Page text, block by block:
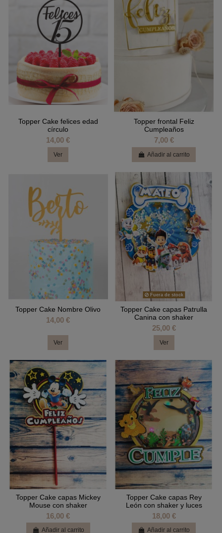
Topper Cake felices edad
círculo
14,00 €
Ver
Topper frontal Feliz
Cumpleaños
7,00 €
Añadir al carrito
Topper Cake Nombre Olivo
14,00 €
Ver
Fuera de stock
Topper Cake capas Patrulla
Canina con shaker
25,00 €
Ver
Topper Cake capas Mickey
Mouse con shaker
16,00 €
Añadir al carrito
Topper Cake capas Rey
León con shaker y luces
18,00 €
Añadir al carrito